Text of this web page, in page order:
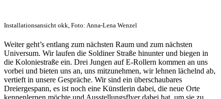
Installationsansicht okk, Foto: Anna-Lena Wenzel
Weiter geht’s entlang zum nächsten Raum und zum nächsten
Universum. Wir laufen die Soldiner Straße hinunter und biegen in
die Koloniestraße ein. Drei Jungen auf E-Rollern kommen an uns
vorbei und bieten uns an, uns mitzunehmen, wir lehnen lächelnd ab,
vertieft in unsere Gespräche. Wir sind ein überschaubares
Dreiergespann, es ist noch eine Künstlerin dabei, die neue Orte